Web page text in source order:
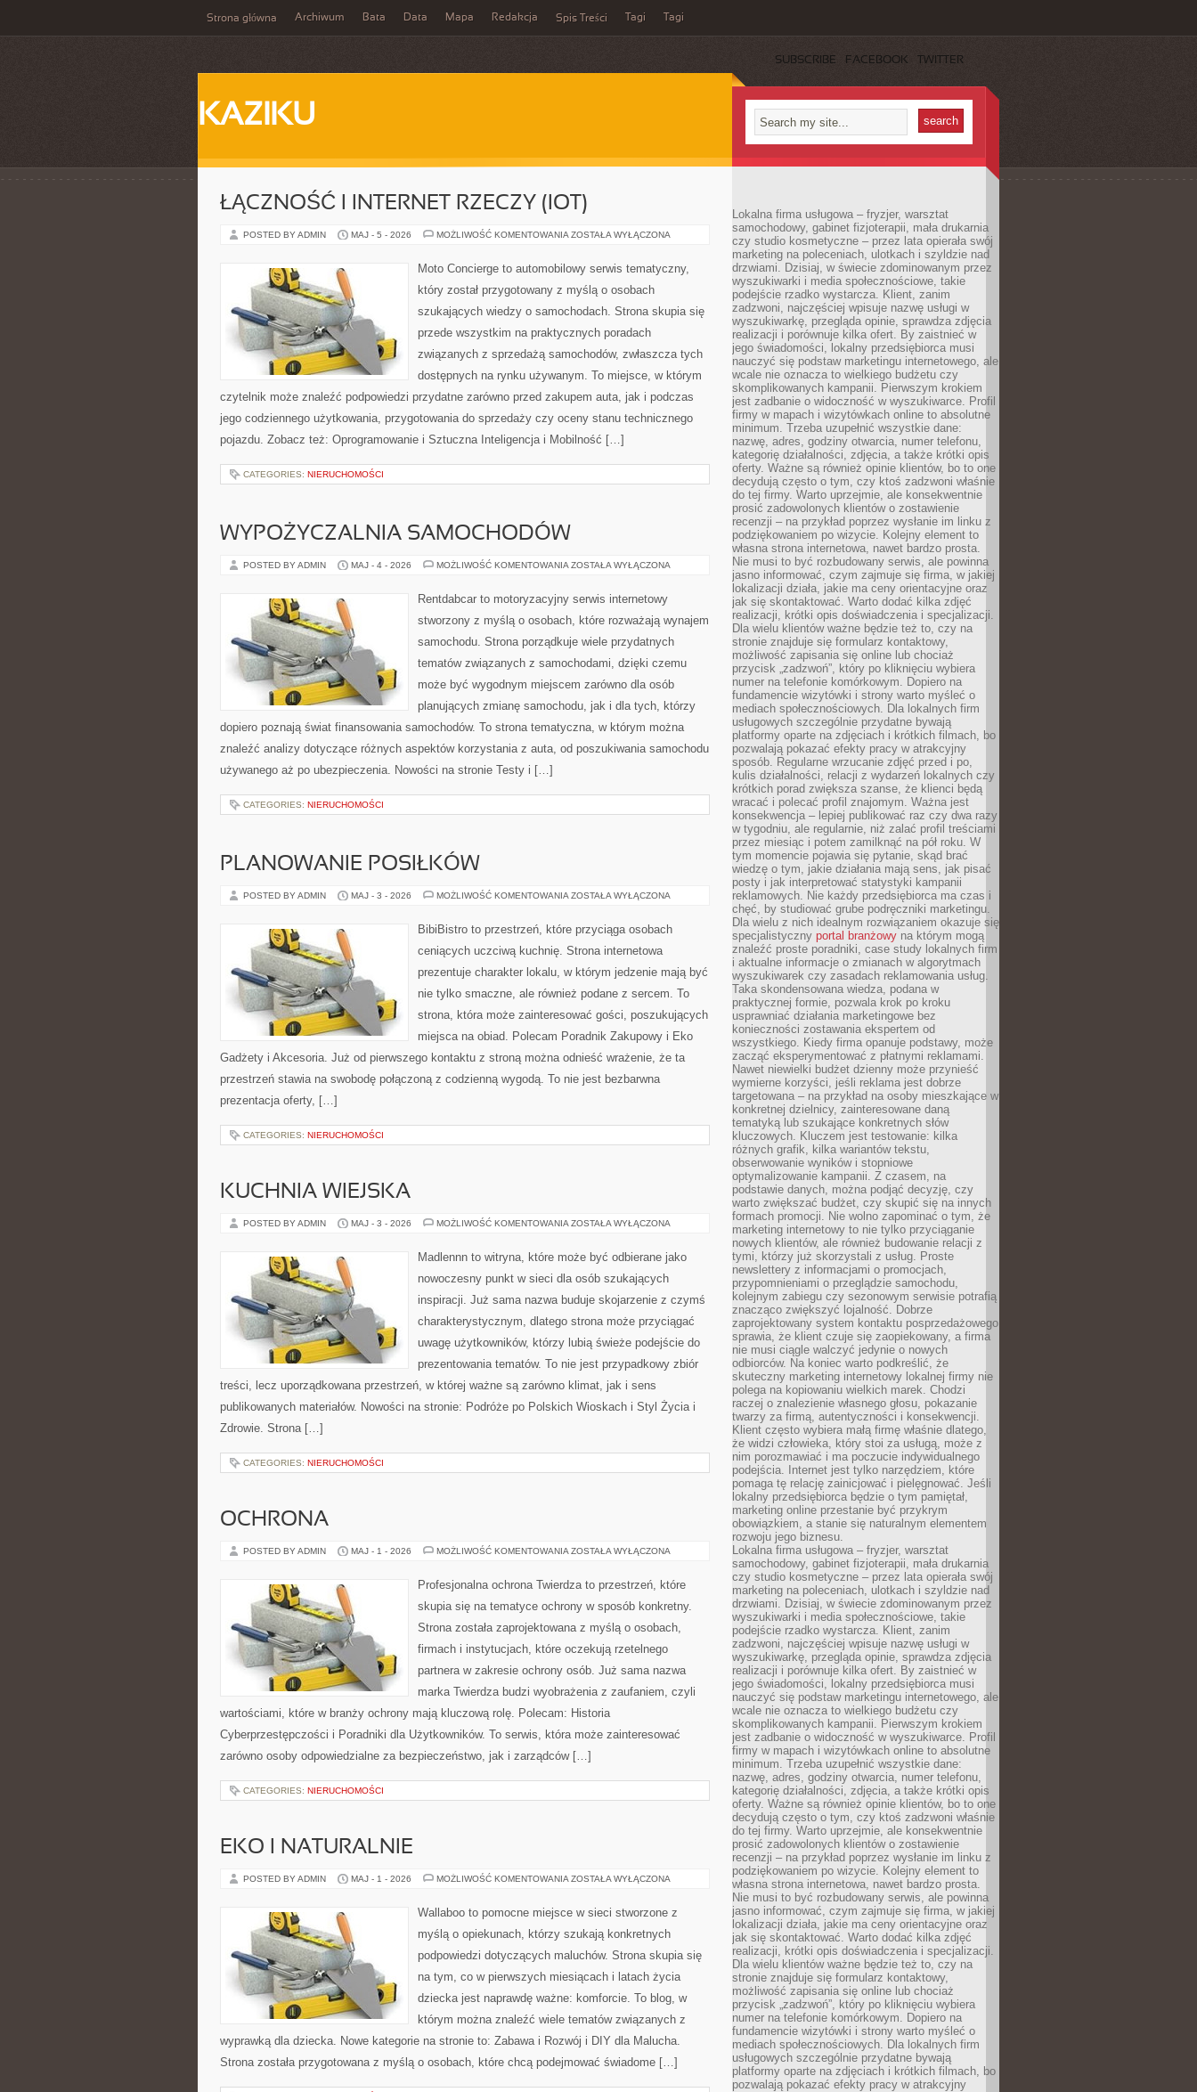
Strona główna Archiwum Bata Data Mapa Redakcja Spis Treści Tagi Tagi
SUBSCRIBE FACEBOOK TWITTER
KAZIKU
ŁĄCZNOŚĆ I INTERNET RZECZY (IOT)
POSTED BY ADMIN MAJ - 5 - 2026 MOŻLIWOŚĆ KOMENTOWANIA ŁĄCZNOŚĆ
(IOT)
ZOSTAŁA WYŁĄCZONA
Moto Concierge to automobilowy serwis tematyczny,
który został przygotowany z myślą o osobach
szukających wiedzy o samochodach. Strona skupia się
przede wszystkim na praktycznych poradach
związanych z sprzedażą samochodów, zwłaszcza tych
dostępnych na rynku używanym. To miejsce, w którym
czytelnik może znaleźć podpowiedzi przydatne zarówno przed zakupem auta, jak i podczas
jego codziennego użytkowania, przygotowania do sprzedaży czy oceny stanu technicznego
pojazdu. Zobacz też: Oprogramowanie i Sztuczna Inteligencja i Mobilność […]
CATEGORIES: NIERUCHOMOŚCI
WYPOŻYCZALNIA SAMOCHODÓW
POSTED BY ADMIN MAJ - 4 - 2026 MOŻLIWOŚĆ KOMENTOWANIA WYPOŻYCZALNIA
ZOSTAŁA WYŁĄCZONA
Rentdabcar to motoryzacyjny serwis internetowy
stworzony z myślą o osobach, które rozważają wynajem
samochodu. Strona porządkuje wiele przydatnych
tematów związanych z samochodami, dzięki czemu
może być wygodnym miejscem zarówno dla osób
planujących zmianę samochodu, jak i dla tych, którzy
dopiero poznają świat finansowania samochodów. To strona tematyczna, w którym można
znaleźć analizy dotyczące różnych aspektów korzystania z auta, od poszukiwania samochodu
używanego aż po ubezpieczenia. Nowości na stronie Testy i […]
CATEGORIES: NIERUCHOMOŚCI
PLANOWANIE POSIŁKÓW
POSTED BY ADMIN MAJ - 3 - 2026 MOŻLIWOŚĆ KOMENTOWANIA PLANOWANIE
ZOSTAŁA WYŁĄCZONA
BibiBistro to przestrzeń, które przyciąga osobach
ceniących uczciwą kuchnię. Strona internetowa
prezentuje charakter lokalu, w którym jedzenie mają być
nie tylko smaczne, ale również podane z sercem. To
strona, która może zainteresować gości, poszukujących
miejsca na obiad. Polecam Poradnik Zakupowy i Eko
Gadżety i Akcesoria. Już od pierwszego kontaktu z stroną można odnieść wrażenie, że ta
przestrzeń stawia na swobodę połączoną z codzienną wygodą. To nie jest bezbarwna
prezentacja oferty, […]
CATEGORIES: NIERUCHOMOŚCI
KUCHNIA WIEJSKA
POSTED BY ADMIN MAJ - 3 - 2026 MOŻLIWOŚĆ KOMENTOWANIA KUCHNIA
ZOSTAŁA WYŁĄCZONA
Madlennn to witryna, które może być odbierane jako
nowoczesny punkt w sieci dla osób szukających
inspiracji. Już sama nazwa buduje skojarzenie z czymś
charakterystycznym, dlatego strona może przyciągać
uwagę użytkowników, którzy lubią świeże podejście do
prezentowania tematów. To nie jest przypadkowy zbiór
treści, lecz uporządkowana przestrzeń, w której ważne są zarówno klimat, jak i sens
publikowanych materiałów. Nowości na stronie: Podróże po Polskich Wioskach i Styl Życia i
Zdrowie. Strona […]
CATEGORIES: NIERUCHOMOŚCI
OCHRONA
POSTED BY ADMIN MAJ - 1 - 2026 MOŻLIWOŚĆ KOMENTOWANIA OCHRONA
ZOSTAŁA WYŁĄCZONA
Profesjonalna ochrona Twierdza to przestrzeń, które
skupia się na tematyce ochrony w sposób konkretny.
Strona została zaprojektowana z myślą o osobach,
firmach i instytucjach, które oczekują rzetelnego
partnera w zakresie ochrony osób. Już sama nazwa
marka Twierdza budzi wyobrażenia z zaufaniem, czyli
wartościami, które w branży ochrony mają kluczową rolę. Polecam: Historia
Cyberprzestępczości i Poradniki dla Użytkowników. To serwis, która może zainteresować
zarówno osoby odpowiedzialne za bezpieczeństwo, jak i zarządców […]
CATEGORIES: NIERUCHOMOŚCI
EKO I NATURALNIE
POSTED BY ADMIN MAJ - 1 - 2026 MOŻLIWOŚĆ KOMENTOWANIA EKO
ZOSTAŁA WYŁĄCZONA
Wallaboo to pomocne miejsce w sieci stworzone z
myślą o opiekunach, którzy szukają konkretnych
podpowiedzi dotyczących maluchów. Strona skupia się
na tym, co w pierwszych miesiącach i latach życia
dziecka jest naprawdę ważne: komforcie. To blog, w
którym można znaleźć wiele tematów związanych z
wyprawką dla dziecka. Nowe kategorie na stronie to: Zabawa i Rozwój i DIY dla Malucha.
Strona została przygotowana z myślą o osobach, które chcą podejmować świadome […]
Lokalna firma usługowa – fryzjer, warsztat
samochodowy, gabinet fizjoterapii, mała drukarnia
czy studio kosmetyczne – przez lata opierała swój
marketing na poleceniach, ulotkach i szyldzie nad
drzwiami. Dzisiaj, w świecie zdominowanym przez
wyszukiwarki i media społecznościowe, takie
podejście rzadko wystarcza. Klient, zanim
zadzwoni, najczęściej wpisuje nazwę usługi w
wyszukiwarkę, przegląda opinie, sprawdza zdjęcia
realizacji i porównuje kilka ofert. By zaistnieć w
jego świadomości, lokalny przedsiębiorca musi
nauczyć się podstaw marketingu internetowego, ale
wcale nie oznacza to wielkiego budżetu czy
skomplikowanych kampanii. Pierwszym krokiem
jest zadbanie o widoczność w wyszukiwarce. Profil
firmy w mapach i wizytówkach online to absolutne
minimum. Trzeba uzupełnić wszystkie dane:
nazwę, adres, godziny otwarcia, numer telefonu,
kategorię działalności, zdjęcia, a także krótki opis
oferty. Ważne są również opinie klientów, bo to one
decydują często o tym, czy ktoś zadzwoni właśnie
do tej firmy. Warto uprzejmie, ale konsekwentnie
prosić zadowolonych klientów o zostawienie
recenzji – na przykład poprzez wysłanie im linku z
podziękowaniem po wizycie. Kolejny element to
własna strona internetowa, nawet bardzo prosta.
Nie musi to być rozbudowany serwis, ale powinna
jasno informować, czym zajmuje się firma, w jakiej
lokalizacji działa, jakie ma ceny orientacyjne oraz
jak się skontaktować. Warto dodać kilka zdjęć
realizacji, krótki opis doświadczenia i specjalizacji.
Dla wielu klientów ważne będzie też to, czy na
stronie znajduje się formularz kontaktowy,
możliwość zapisania się online lub chociaż
przycisk „zadzwoń”, który po kliknięciu wybiera
numer na telefonie komórkowym. Dopiero na
fundamencie wizytówki i strony warto myśleć o
mediach społecznościowych. Dla lokalnych firm
usługowych szczególnie przydatne bywają
platformy oparte na zdjęciach i krótkich filmach, bo
pozwalają pokazać efekty pracy w atrakcyjny
sposób. Regularne wrzucanie zdjęć przed i po,
kulis działalności, relacji z wydarzeń lokalnych czy
krótkich porad zwiększa szanse, że klienci będą
wracać i polecać profil znajomym. Ważna jest
konsekwencja – lepiej publikować raz czy dwa razy
w tygodniu, ale regularnie, niż zalać profil treściami
przez miesiąc i potem zamilknąć na pół roku. W
tym momencie pojawia się pytanie, skąd brać
wiedzę o tym, jakie działania mają sens, jak pisać
posty i jak interpretować statystyki kampanii
reklamowych. Nie każdy przedsiębiorca ma czas i
chęć, by studiować grube podręczniki marketingu.
Dla wielu z nich idealnym rozwiązaniem okazuje się
specjalistyczny portal branżowy na którym mogą
znaleźć proste poradniki, case study lokalnych firm
i aktualne informacje o zmianach w algorytmach
wyszukiwarek czy zasadach reklamowania usług.
Taka skondensowana wiedza, podana w
praktycznej formie, pozwala krok po kroku
usprawniać działania marketingowe bez
konieczności zostawania ekspertem od
wszystkiego. Kiedy firma opanuje podstawy, może
zacząć eksperymentować z płatnymi reklamami.
Nawet niewielki budżet dzienny może przynieść
wymierne korzyści, jeśli reklama jest dobrze
targetowana – na przykład na osoby mieszkające w
konkretnej dzielnicy, zainteresowane daną
tematyką lub szukające konkretnych słów
kluczowych. Kluczem jest testowanie: kilka
różnych grafik, kilka wariantów tekstu,
obserwowanie wyników i stopniowe
optymalizowanie kampanii. Z czasem, na
podstawie danych, można podjąć decyzję, czy
warto zwiększać budżet, czy skupić się na innych
formach promocji. Nie wolno zapominać o tym, że
marketing internetowy to nie tylko przyciąganie
nowych klientów, ale również budowanie relacji z
tymi, którzy już skorzystali z usług. Proste
newslettery z informacjami o promocjach,
przypomnieniami o przeglądzie samochodu,
kolejnym zabiegu czy sezonowym serwisie potrafią
znacząco zwiększyć lojalność. Dobrze
zaprojektowany system kontaktu posprzedażowego
sprawia, że klient czuje się zaopiekowany, a firma
nie musi ciągle walczyć jedynie o nowych
odbiorców. Na koniec warto podkreślić, że
skuteczny marketing internetowy lokalnej firmy nie
polega na kopiowaniu wielkich marek. Chodzi
raczej o znalezienie własnego głosu, pokazanie
twarzy za firmą, autentyczności i konsekwencji.
Klient często wybiera małą firmę właśnie dlatego,
że widzi człowieka, który stoi za usługą, może z
nim porozmawiać i ma poczucie indywidualnego
podejścia. Internet jest tylko narzędziem, które
pomaga tę relację zainicjować i pielęgnować. Jeśli
lokalny przedsiębiorca będzie o tym pamiętał,
marketing online przestanie być przykrym
obowiązkiem, a stanie się naturalnym elementem
rozwoju jego biznesu.
Lokalna firma usługowa – fryzjer, warsztat
samochodowy, gabinet fizjoterapii, mała drukarnia
czy studio kosmetyczne – przez lata opierała swój
marketing na poleceniach, ulotkach i szyldzie nad
drzwiami. Dzisiaj, w świecie zdominowanym przez
wyszukiwarki i media społecznościowe, takie
podejście rzadko wystarcza. Klient, zanim
zadzwoni, najczęściej wpisuje nazwę usługi w
wyszukiwarkę, przegląda opinie, sprawdza zdjęcia
realizacji i porównuje kilka ofert. By zaistnieć w
jego świadomości, lokalny przedsiębiorca musi
nauczyć się podstaw marketingu internetowego, ale
wcale nie oznacza to wielkiego budżetu czy
skomplikowanych kampanii. Pierwszym krokiem
jest zadbanie o widoczność w wyszukiwarce. Profil
firmy w mapach i wizytówkach online to absolutne
minimum. Trzeba uzupełnić wszystkie dane:
nazwę, adres, godziny otwarcia, numer telefonu,
kategorię działalności, zdjęcia, a także krótki opis
oferty. Ważne są również opinie klientów, bo to one
decydują często o tym, czy ktoś zadzwoni właśnie
do tej firmy. Warto uprzejmie, ale konsekwentnie
prosić zadowolonych klientów o zostawienie
recenzji – na przykład poprzez wysłanie im linku z
podziękowaniem po wizycie. Kolejny element to
własna strona internetowa, nawet bardzo prosta.
Nie musi to być rozbudowany serwis, ale powinna
jasno informować, czym zajmuje się firma, w jakiej
lokalizacji działa, jakie ma ceny orientacyjne oraz
jak się skontaktować. Warto dodać kilka zdjęć
realizacji, krótki opis doświadczenia i specjalizacji.
Dla wielu klientów ważne będzie też to, czy na
stronie znajduje się formularz kontaktowy,
możliwość zapisania się online lub chociaż
przycisk „zadzwoń”, który po kliknięciu wybiera
numer na telefonie komórkowym. Dopiero na
fundamencie wizytówki i strony warto myśleć o
mediach społecznościowych. Dla lokalnych firm
usługowych szczególnie przydatne bywają
platformy oparte na zdjęciach i krótkich filmach, bo
pozwalają pokazać efekty pracy w atrakcyjny